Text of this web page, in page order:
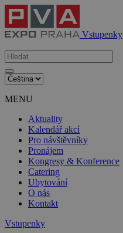
Vstupenky
MENU
Aktuality
Kalendář akcí
Pro návštěvníky
Pronájem
Kongresy & Konference
Catering
Ubytování
O nás
Kontakt
Vstupenky